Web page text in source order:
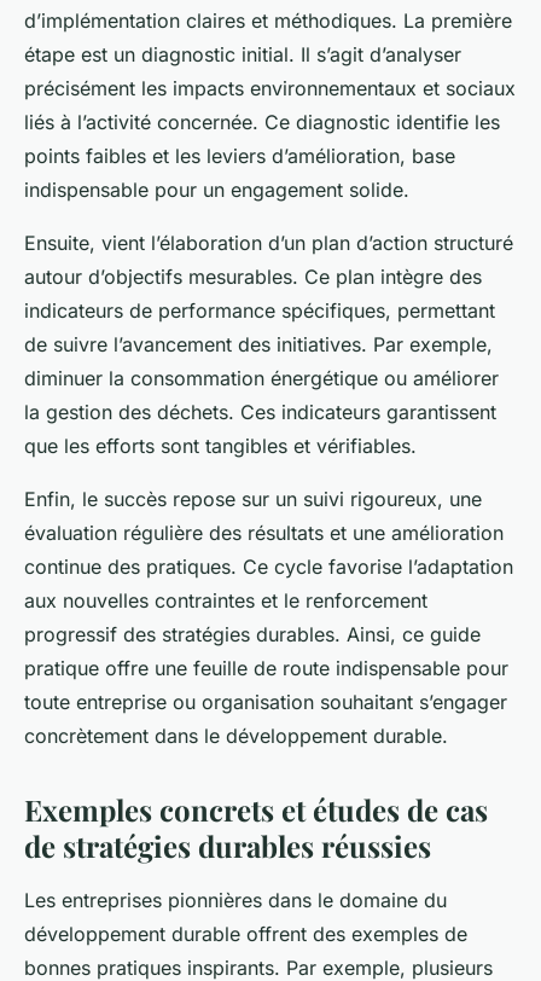
d’implémentation claires et méthodiques. La première
étape est un diagnostic initial. Il s’agit d’analyser
précisément les impacts environnementaux et sociaux
liés à l’activité concernée. Ce diagnostic identifie les
points faibles et les leviers d’amélioration, base
indispensable pour un engagement solide.
Ensuite, vient l’élaboration d’un plan d’action structuré
autour d’objectifs mesurables. Ce plan intègre des
indicateurs de performance spécifiques, permettant
de suivre l’avancement des initiatives. Par exemple,
diminuer la consommation énergétique ou améliorer
la gestion des déchets. Ces indicateurs garantissent
que les efforts sont tangibles et vérifiables.
Enfin, le succès repose sur un suivi rigoureux, une
évaluation régulière des résultats et une amélioration
continue des pratiques. Ce cycle favorise l’adaptation
aux nouvelles contraintes et le renforcement
progressif des stratégies durables. Ainsi, ce guide
pratique offre une feuille de route indispensable pour
toute entreprise ou organisation souhaitant s’engager
concrètement dans le développement durable.
Exemples concrets et études de cas
de stratégies durables réussies
Les entreprises pionnières dans le domaine du
développement durable offrent des exemples de
bonnes pratiques inspirants. Par exemple, plusieurs